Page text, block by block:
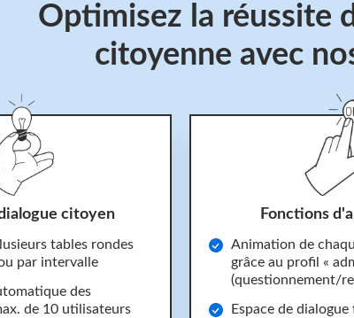
Optimisez la réussite
citoyenne avec
citoyen
tables rondes
par intervalle
des
de 10 utilisateurs
Fonctions
Animation de
grâce au profil «
(questionnement/
Espace de